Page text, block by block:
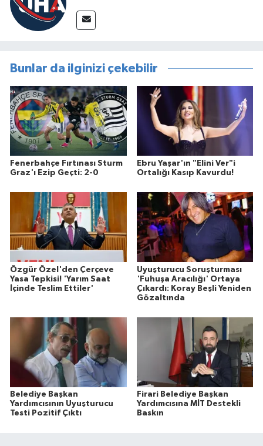
Bunlar da ilginizi çekebilir
Fenerbahçe Fırtınası Sturm
Graz'ı Ezip Geçti: 2-0
Ebru Yaşar'ın "Elini Ver"i
Ortalığı Kasıp Kavurdu!
Özgür Özel'den Çerçeve
Yasa Tepkisi! 'Yarım Saat
İçinde Teslim Ettiler'
Uyuşturucu Soruşturması
'Fuhuşa Aracılığı' Ortaya
Çıkardı: Koray Beşli Yeniden
Gözaltında
Belediye Başkan
Yardımcısının Uyuşturucu
Testi Pozitif Çıktı
Firari Belediye Başkan
Yardımcısına MİT Destekli
Baskın